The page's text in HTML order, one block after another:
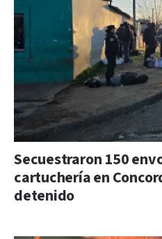
Secuestraron 150
cartuchería en
detenido